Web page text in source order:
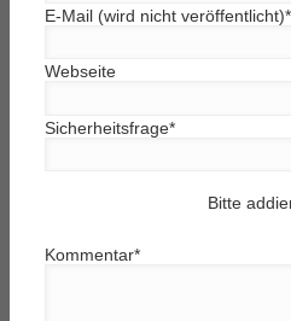
E-Mail (wird nicht veröffentlicht)*
Webseite
Sicherheitsfrage*
Bitte
Kommentar*